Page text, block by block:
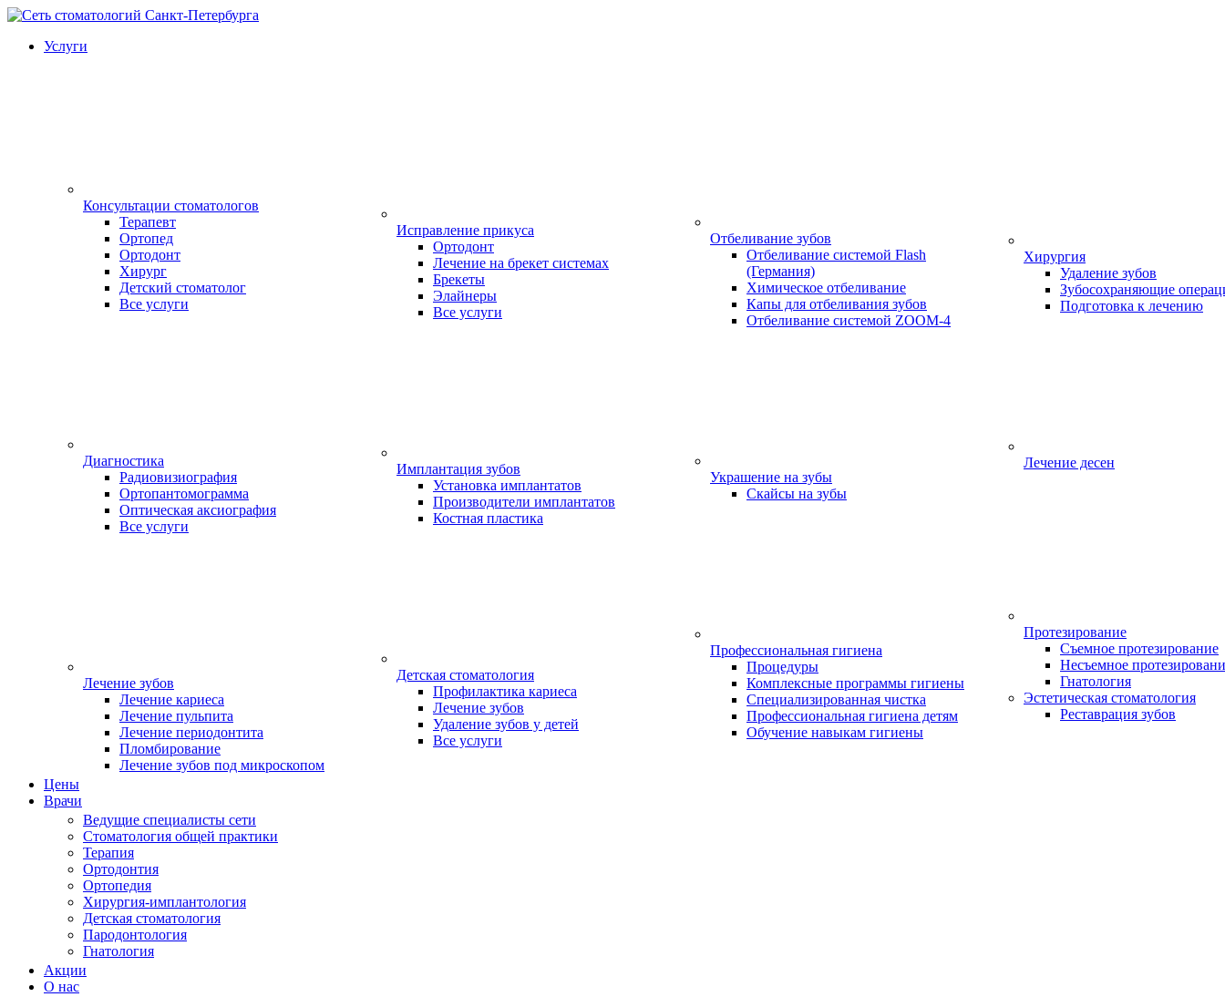
Услуги
Консультации стоматологов
Терапевт
Ортопед
Ортодонт
Хирург
Детский стоматолог
Все услуги
Диагностика
Радиовизиография
Ортопантомограмма
Оптическая аксиография
Все услуги
Лечение зубов
Лечение кариеса
Лечение пульпита
Лечение периодонтита
Пломбирование
Лечение зубов под микроскопом
Исправление прикуса
Ортодонт
Лечение на брекет системах
Брекеты
Элайнеры
Все услуги
Имплантация зубов
Установка имплантатов
Производители имплантатов
Костная пластика
Детская стоматология
Профилактика кариеса
Лечение зубов
Удаление зубов у детей
Все услуги
Отбеливание зубов
Отбеливание системой Flash
(Германия)
Химическое отбеливание
Капы для отбеливания зубов
Отбеливание системой ZOOM-4
Украшение на зубы
Скайсы на зубы
Профессиональная гигиена
Процедуры
Комплексные программы гигиены
Специализированная чистка
Профессиональная гигиена детям
Обучение навыкам гигиены
Хирургия
Удаление зубов
Зубосохраняющие
Подготовка к лечению
Лечение десен
Протезирование
Съемное протезирование
Несъемное
Гнатология
Эстетическая стоматология
Реставрация зубов
Цены
Врачи
Ведущие специалисты сети
Стоматология общей практики
Терапия
Ортодонтия
Ортопедия
Хирургия-имплантология
Детская стоматология
Пародонтология
Гнатология
Акции
О нас